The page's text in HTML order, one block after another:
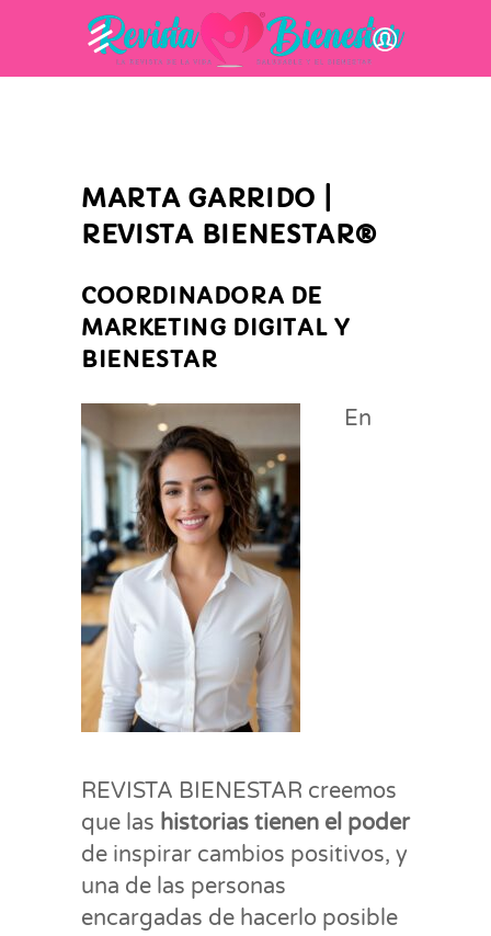
MARTA GARRIDO |
REVISTA BIENESTAR®
COORDINADORA DE
MARKETING DIGITAL Y
BIENESTAR
En
REVISTA BIENESTAR creemos
que las historias tienen el poder
de inspirar cambios positivos, y
una de las personas
encargadas de hacerlo posible